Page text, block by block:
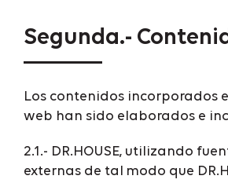
Segunda.-
Los contenidos incorporados
web han sido elaborados e
2.1.- DR.HOUSE, utilizando
externas de tal modo que